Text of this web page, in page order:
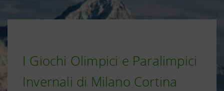
I Giochi Olimpici e Paralimpici
Invernali di Milano Cortina